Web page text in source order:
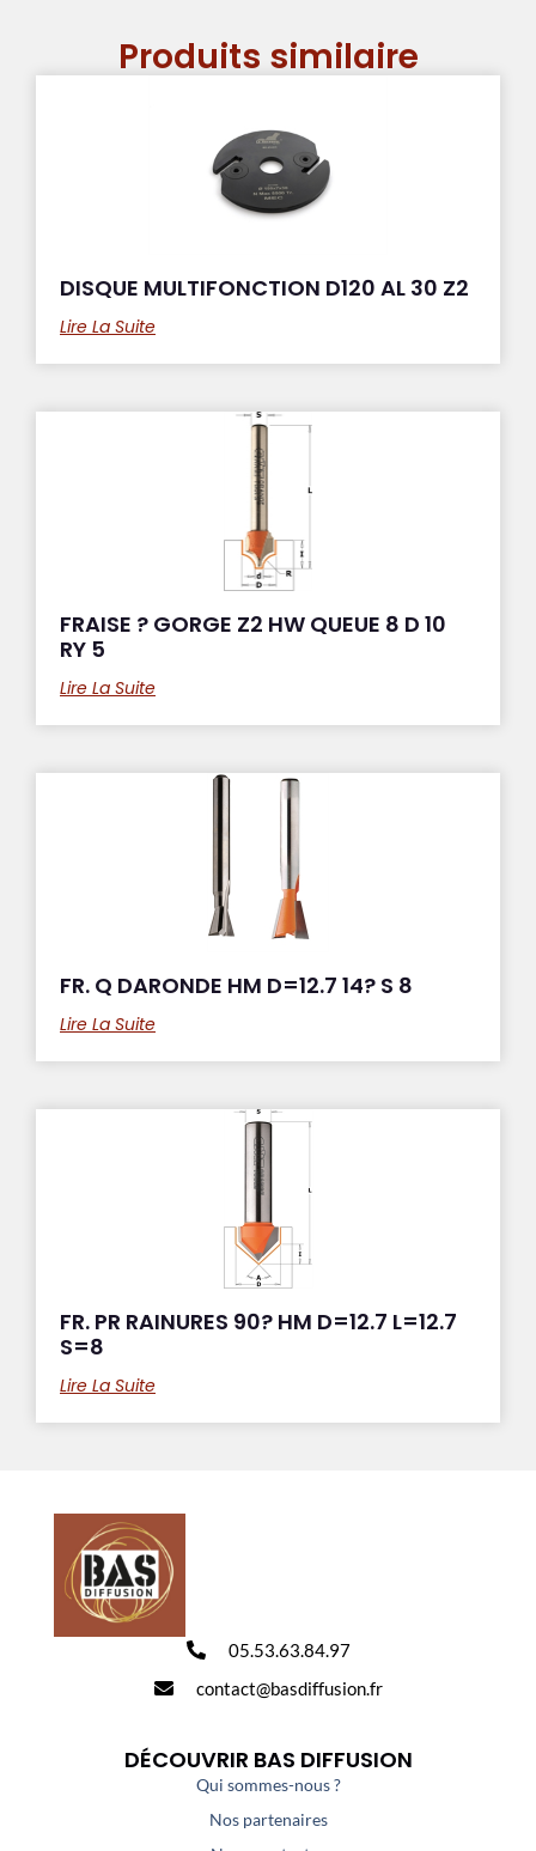
Produits similaire
DISQUE MULTIFONCTION D120 AL 30 Z2
Lire La Suite
FRAISE ? GORGE Z2 HW QUEUE 8 D 10
RY 5
Lire La Suite
FR. Q DARONDE HM D=12.7 14? S 8
Lire La Suite
FR. PR RAINURES 90? HM D=12.7 L=12.7
S=8
Lire La Suite
05.53.63.84.97
contact@basdiffusion.fr
DÉCOUVRIR BAS DIFFUSION
Qui sommes-nous ?
Nos partenaires